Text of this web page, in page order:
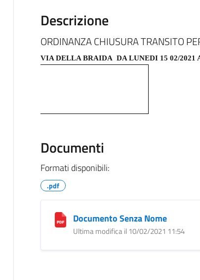
Descrizione
ORDINANZA CHIUSURA TRANSITO
VIA DELLA BRAIDA DA LUNEDI 15 02/2021
Documenti
Formati disponibili:
.pdf
Documento Senza Nome
Ultima modifica il 10/02/2021 11:54